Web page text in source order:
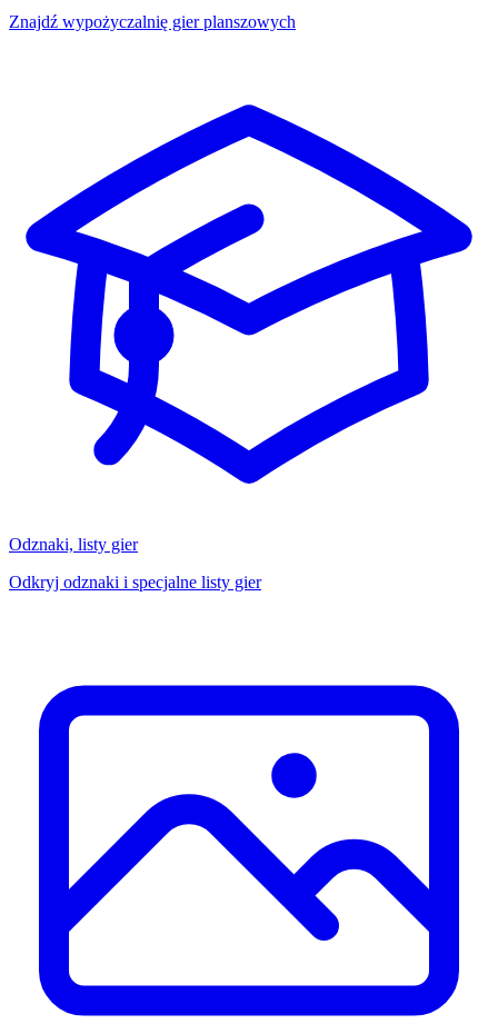
Znajdź wypożyczalnię gier planszowych
Odznaki, listy gier
Odkryj odznaki i specjalne listy gier